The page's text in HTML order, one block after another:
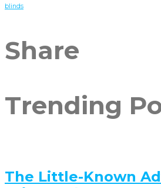
blinds
Share
Trending
The Little-Known